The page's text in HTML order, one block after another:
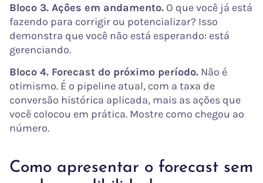
Bloco 3. Ações em andamento. O que você já está
fazendo para corrigir ou potencializar? Isso
demonstra que você não está esperando: está
gerenciando.
Bloco 4. Forecast do próximo período. Não é
otimismo. É o pipeline atual, com a taxa de
conversão histórica aplicada, mais as ações que
você colocou em prática. Mostre como chegou ao
número.
Como apresentar o forecast sem